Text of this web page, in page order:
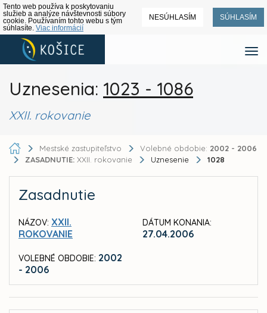
Tento web používa k poskytovaniu
služieb a analýze návštevnosti súbory
cookie. Používaním tohto webu s tým
súhlasíte. Viac informácií
NESÚHLASÍM SÚHLASÍM
Uznesenia: 1023 - 1086
XXII. rokovanie
Mestské zastupiteľstvo Volebné obdobie: 2002 - 2006
ZASADNUTIE: XXII. rokovanie Uznesenie 1028
Zasadnutie
NÁZOV: XXII.
ROKOVANIE
VOLEBNÉ OBDOBIE: 2002
- 2006
DÁTUM KONANIA:
27.04.2006